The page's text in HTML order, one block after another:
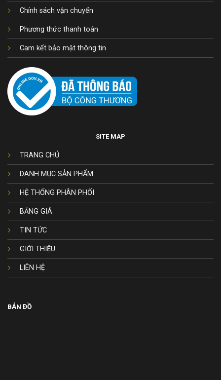
Chính sách vận chuyển
Phương thức thanh toán
Cam kết bảo mật thông tin
SITE MAP
TRANG CHỦ
DANH MỤC SẢN PHẨM
HỆ THỐNG PHÂN PHỐI
BẢNG GIÁ
TIN TỨC
GIỚI THIỆU
LIÊN HỆ
BẢN ĐỒ